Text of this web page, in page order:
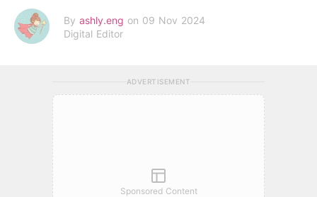
By ashly.eng on 09 Nov 2024
Digital Editor
ADVERTISEMENT
Sponsored Content